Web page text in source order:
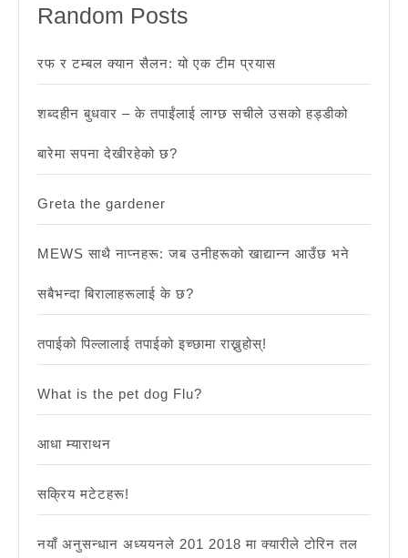
Random Posts
रफ र टम्बल क्यान सैलन: यो एक टीम प्रयास
शब्दहीन बुधवार – के तपाईंलाई लाग्छ सचीले उसको हड्डीको
बारेमा सपना देखीरहेको छ?
Greta the gardener
MEWS साथै नाप्नहरू: जब उनीहरूको खाद्यान्न आउँछ भने
सबैभन्दा बिरालाहरूलाई के छ?
तपाईको पिल्लालाई तपाईको इच्छामा राख्नुहोस्!
What is the pet dog Flu?
आधा म्याराथन
सक्रिय मटेटहरू!
नयाँ अनुसन्धान अध्ययनले 201 2018 मा क्यारीले टोरिन तल